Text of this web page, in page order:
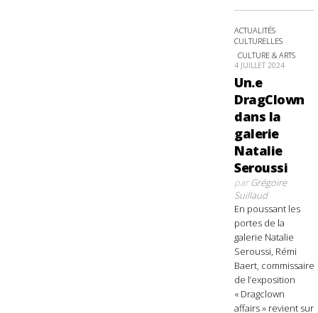
ACTUALITÉS
CULTURELLES
CULTURE & ARTS
4 JUILLET 2024
Un.e
DragClown
dans la
galerie
Natalie
Seroussi
parGrégoire
Suillaud
En poussant les
portes de la
galerie Natalie
Seroussi, Rémi
Baert, commissaire
de l’exposition
« Dragclown
affairs » revient sur